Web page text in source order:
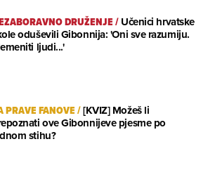
DRUŽENJE/Učenici hrvatske
oduševili Gibonnija: 'Oni sve razumiju.
ljudi...'
PRAVE FANOVE/[KVIZ] Možeš li
ove Gibonnijeve pjesme po
stihu?